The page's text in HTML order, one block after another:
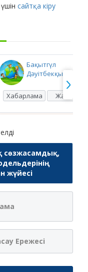
сайтқа кіру
Бақытгүл
Дәуітбекқызы
Хабарлама Жазылу
сөзжасамдық,
жүйесі
Ережесі